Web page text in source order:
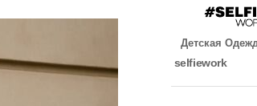
Детская
selfiework